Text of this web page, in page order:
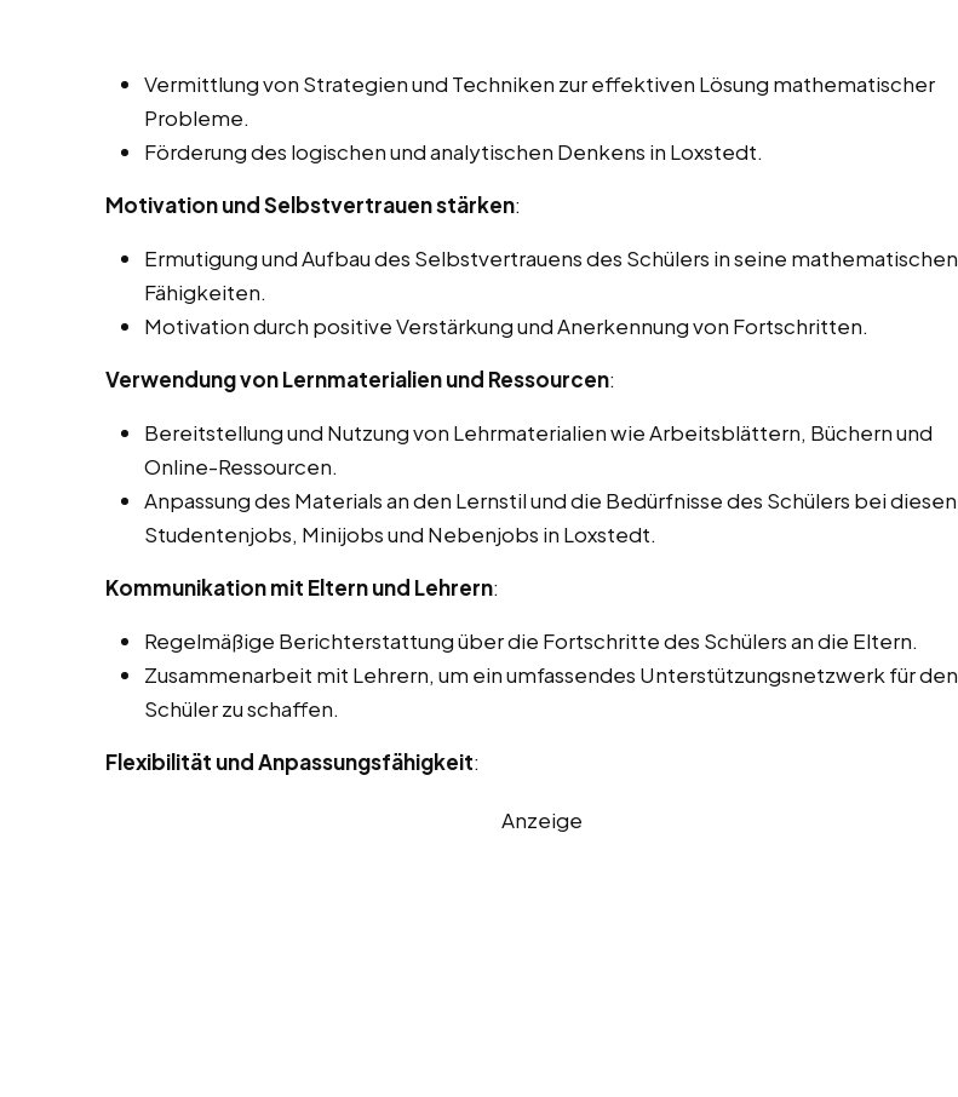
Vermittlung von Strategien und Techniken zur effektiven Lösung mathematischer
Probleme.
Förderung des logischen und analytischen Denkens in Loxstedt.
Motivation und Selbstvertrauen stärken:
Ermutigung und Aufbau des Selbstvertrauens des Schülers in seine mathematischen
Fähigkeiten.
Motivation durch positive Verstärkung und Anerkennung von Fortschritten.
Verwendung von Lernmaterialien und Ressourcen:
Bereitstellung und Nutzung von Lehrmaterialien wie Arbeitsblättern, Büchern und
Online-Ressourcen.
Anpassung des Materials an den Lernstil und die Bedürfnisse des Schülers bei diesen
Studentenjobs, Minijobs und Nebenjobs in Loxstedt.
Kommunikation mit Eltern und Lehrern:
Regelmäßige Berichterstattung über die Fortschritte des Schülers an die Eltern.
Zusammenarbeit mit Lehrern, um ein umfassendes Unterstützungsnetzwerk für den
Schüler zu schaffen.
Flexibilität und Anpassungsfähigkeit:
Anzeige